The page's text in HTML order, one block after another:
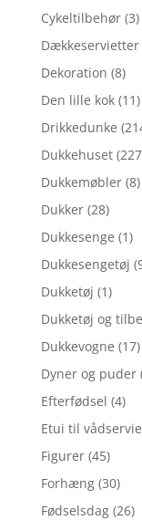
Cykeltilbehør (3)
Dækkeservietter
Dekoration (8)
Den lille kok (11)
Drikkedunke
Dukkehuset
Dukkemøbler (8)
Dukker (28)
Dukkesenge (1)
Dukkesengetøj
Dukketøj (1)
Dukketøj og
Dukkevogne (17)
Dyner og puder
Efterfødsel (4)
Etui til
Figurer (45)
Forhæng (30)
Fødselsdag (26)